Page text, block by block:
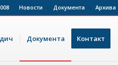
Новости Документа Архива
Документа Контакт